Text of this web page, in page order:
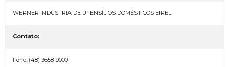
WERNER INDÚSTRIA DE UTENSÍLIOS DOMÉSTICOS EIRELI
Contato:
Fone: (48) 3658-9000